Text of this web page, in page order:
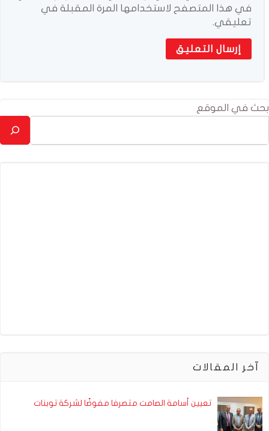
في هذا المتصفح لاستخدامها المرة المقبلة في
تعليقي.
بحث في الموقع
آخر المقالات
تعيين أسامة الصامت متصرفا مفوضًا لشركة توبنات